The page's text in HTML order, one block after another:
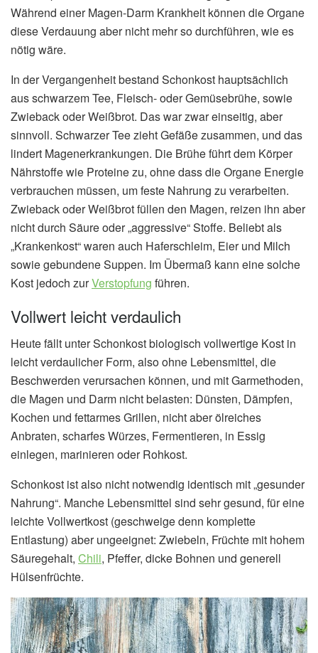
Während einer Magen-Darm Krankheit können die Organe
diese Verdauung aber nicht mehr so durchführen, wie es
nötig wäre.
In der Vergangenheit bestand Schonkost hauptsächlich
aus schwarzem Tee, Fleisch- oder Gemüsebrühe, sowie
Zwieback oder Weißbrot. Das war zwar einseitig, aber
sinnvoll. Schwarzer Tee zieht Gefäße zusammen, und das
lindert Magenerkrankungen. Die Brühe führt dem Körper
Nährstoffe wie Proteine zu, ohne dass die Organe Energie
verbrauchen müssen, um feste Nahrung zu verarbeiten.
Zwieback oder Weißbrot füllen den Magen, reizen ihn aber
nicht durch Säure oder „aggressive“ Stoffe. Beliebt als
„Krankenkost“ waren auch Haferschleim, Eier und Milch
sowie gebundene Suppen. Im Übermaß kann eine solche
Kost jedoch zurVerstopfung führen.
Vollwert leicht verdaulich
Heute fällt unter Schonkost biologisch vollwertige Kost in
leicht verdaulicher Form, also ohne Lebensmittel, die
Beschwerden verursachen können, und mit Garmethoden,
die Magen und Darm nicht belasten: Dünsten, Dämpfen,
Kochen und fettarmes Grillen, nicht aber ölreiches
Anbraten, scharfes Würzes, Fermentieren, in Essig
einlegen, marinieren oder Rohkost.
Schonkost ist also nicht notwendig identisch mit „gesunder
Nahrung“. Manche Lebensmittel sind sehr gesund, für eine
leichte Vollwertkost (geschweige denn komplette
Entlastung) aber ungeeignet: Zwiebeln, Früchte mit hohem
Säuregehalt, Chili, Pfeffer, dicke Bohnen und generell
Hülsenfrüchte.